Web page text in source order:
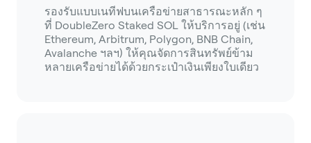
รองรับแบบเนทีฟบนเครือข่ายสาธารณะหลัก ๆ
ที่ DoubleZero Staked SOL ให้บริการอยู่ (เช่น
Ethereum, Arbitrum, Polygon, BNB Chain,
Avalanche ฯลฯ) ให้คุณจัดการสินทรัพย์ข้าม
หลายเครือข่ายได้ด้วยกระเป๋าเงินเพียงใบเดียว